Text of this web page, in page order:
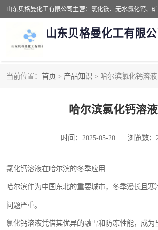
山东贝格曼化工有限公
当前位置： 首页 > 产品知识 > 哈尔滨氯化钙溶液
哈尔滨氯化钙溶液
时间：2025-05-20 浏览数：
氯化钙溶液在哈尔滨的冬季应用
哈尔滨作为中国东北的重要城市，冬季漫长且寒
问题严重。
氯化钙溶液凭借其优异的融雪和防冻性能，成为
氯化钙
抑尘剂
氢氧化镁